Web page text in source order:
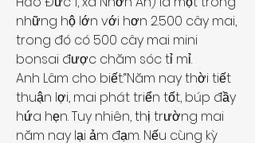
những hộ lớn với hơn 2.500 cây mai,
trong đó có 500 cây mai mini
bonsai được chăm sóc tỉ mỉ.
Anh Lâm cho biết:“Năm nay thời tiết
thuận lợi, mai phát triển tốt, búp đầy
hứa hẹn. Tuy nhiên, thị trường mai
năm nay lại ảm đạm. Nếu cùng kỳ